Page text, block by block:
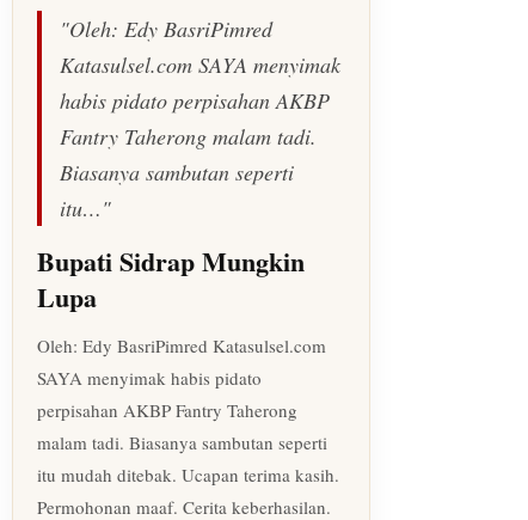
"Oleh: Edy BasriPimred
Katasulsel.com SAYA menyimak
habis pidato perpisahan AKBP
Fantry Taherong malam tadi.
Biasanya sambutan seperti
itu…"
Bupati Sidrap Mungkin
Lupa
Oleh: Edy BasriPimred Katasulsel.com
SAYA menyimak habis pidato
perpisahan AKBP Fantry Taherong
malam tadi. Biasanya sambutan seperti
itu mudah ditebak. Ucapan terima kasih.
Permohonan maaf. Cerita keberhasilan.